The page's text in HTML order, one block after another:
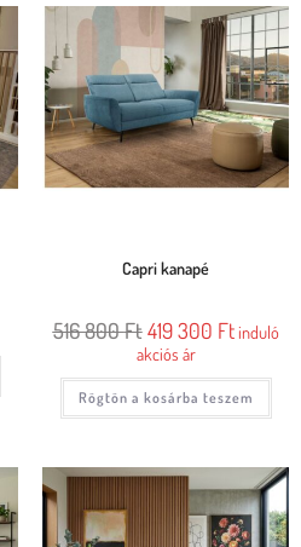
Capri kanapé
516 800Ft 419 300 Ftinduló
akciós ár
Rögtön a kosárba teszem